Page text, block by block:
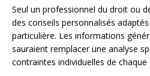
Seul un professionnel du droit ou
des conseils personnalisés
particulière. Les informations
sauraient remplacer une analyse
contraintes individuelles de chaque